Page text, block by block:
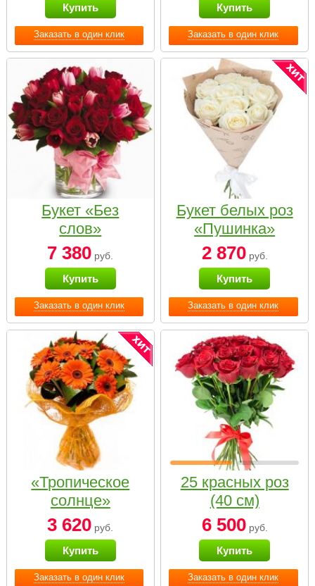
Заказать в один клик
Купить
Заказать в один клик
Купить
Заказать в один клик
Букет «Без
слов»
7 380 руб.
Купить
Заказать в один клик
Букет белых роз
«Пушинка»
2 870руб.
Купить
Заказать в один клик
«Тропическое
солнце»
3 620 руб.
Купить
Заказать в один клик
25 красных роз
(40 см)
6 500руб.
Купить